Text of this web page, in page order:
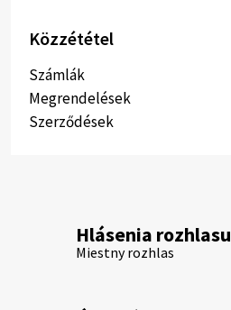
Közzététel
Számlák
Megrendelések
Szerződések
Hlásenia rozhlasu
Miestny rozhlas